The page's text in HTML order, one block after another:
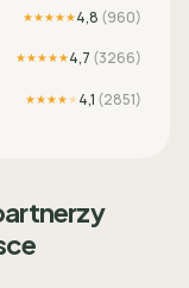
★★★★★4,8 (960)
★★★★★4,7 (3266)
★★★★★4,1 (2851)